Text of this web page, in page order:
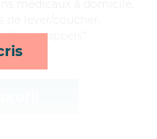
et rappels*